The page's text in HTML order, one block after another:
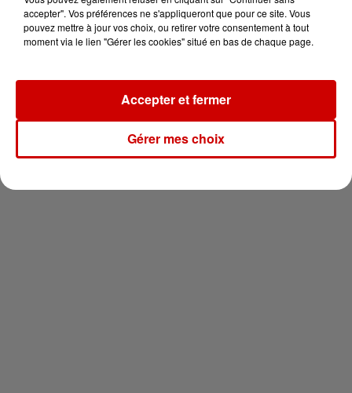
votre séjour en famille au cœur
de la...
Newsletter
accepter". Vos préférences ne s'appliqueront que pour ce site. Vous
pouvez mettre à jour vos choix, ou retirer votre consentement à tout
moment via le lien "Gérer les cookies" situé en bas de chaque page.
Gérer mes choix
Accepter et fermer